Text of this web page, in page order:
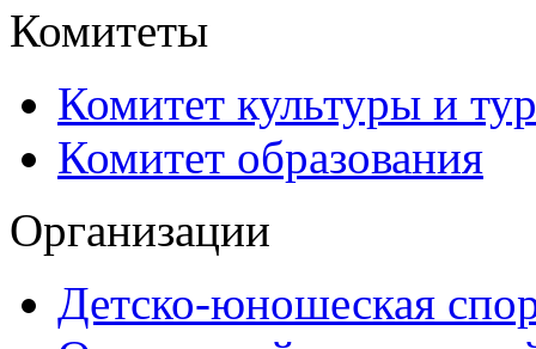
Комитеты
Комитет культуры и
Комитет образования
Организации
Детско-юношеская